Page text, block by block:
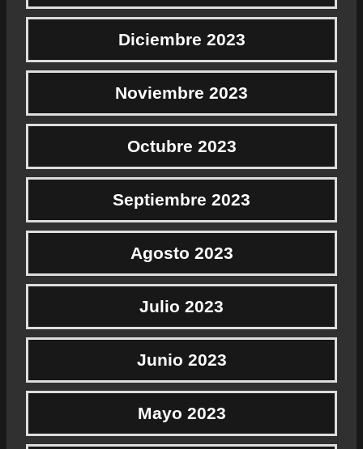
Diciembre 2023
Noviembre 2023
Octubre 2023
Septiembre 2023
Agosto 2023
Julio 2023
Junio 2023
Mayo 2023